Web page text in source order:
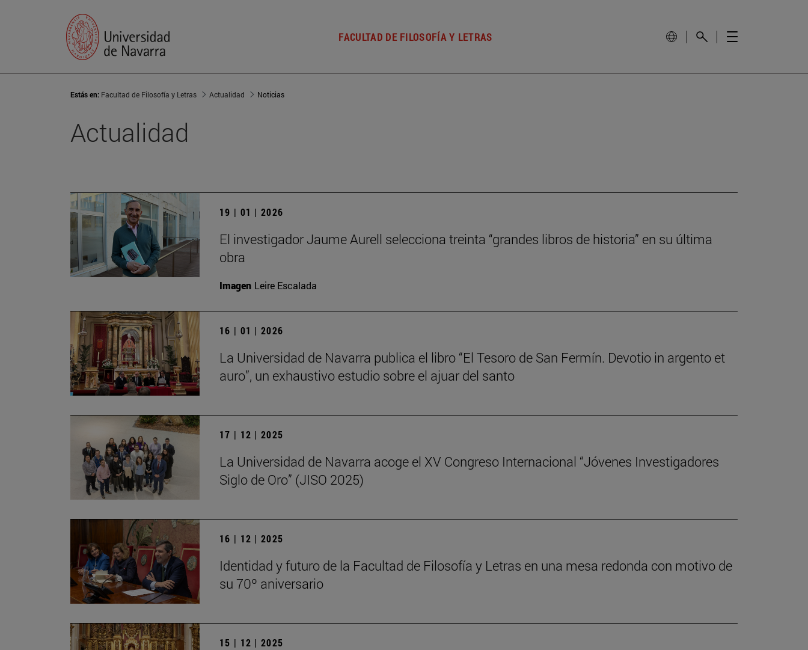
FACULTAD DE FILOSOFÍA Y LETRAS
Estás en: Facultad de Filosofía y Letras Actualidad Noticias
Actualidad
19 | 01 | 2026
El investigador Jaume Aurell selecciona treinta “grandes libros de historia” en su última
obra
Imagen Leire Escalada
16 | 01 | 2026
La Universidad de Navarra publica el libro “El Tesoro de San Fermín. Devotio in argento et
auro”, un exhaustivo estudio sobre el ajuar del santo
17 | 12 | 2025
La Universidad de Navarra acoge el XV Congreso Internacional “Jóvenes Investigadores
Siglo de Oro” (JISO 2025)
16 | 12 | 2025
Identidad y futuro de la Facultad de Filosofía y Letras en una mesa redonda con motivo de
su 70º aniversario
15 | 12 | 2025